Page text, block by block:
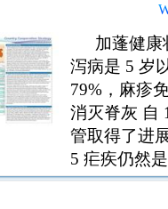
加蓬健康
泻病是 5 岁
79%，麻疹
消灭脊灰 自
管取得了进
5 疟疾仍然
200 000